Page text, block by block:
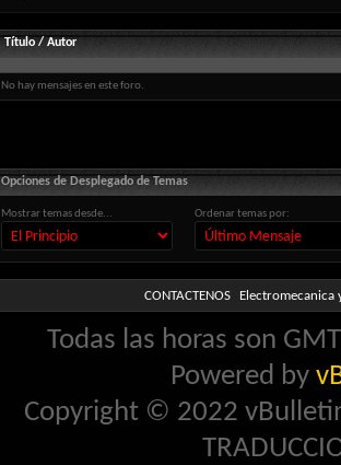
Título / Autor
No hay mensajes en este foro.
Opciones de Desplegado de Temas
Mostrar temas desde... Ordenar temas por:
CONTACTENOS Electromecanica
Todas las horas son
Powered by
Copyright © 2022